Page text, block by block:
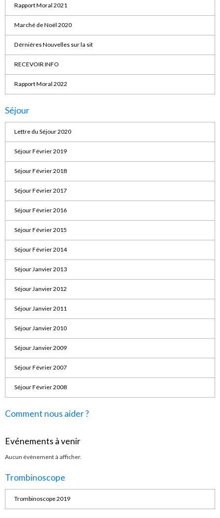
Rapport Moral 2021
Marché de Noël 2020
Dérniéres Nouvelles sur la sit
RECEVOIR INFO
Rapport Moral 2022
Séjour
Lettre du Séjour 2020
Séjour Février 2019
Séjour Février 2018
Séjour Février 2017
Séjour Février 2016
Séjour Février 2015
Séjour Février 2014
Séjour Janvier 2013
Séjour Janvier 2012
Séjour Janvier 2011
Séjour Janvier 2010
Séjour Janvier 2009
Séjour Février 2007
Séjour Février 2008
Comment nous aider ?
Evénements à venir
Aucun évènement à afficher.
Trombinoscope
Trombinoscope 2019